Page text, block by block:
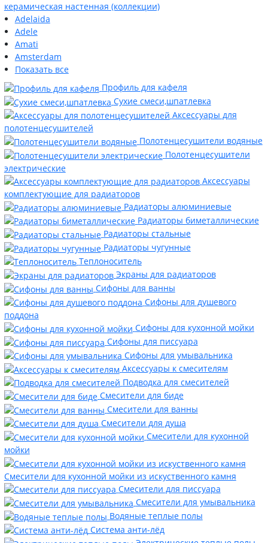
керамическая настенная (коллекции)
Adelaida
Adele
Amati
Amsterdam
Показать все
Профиль для кафеля
Сухие смеси,шпатлевка
Аксессуары для
полотенцесушителей
Полотенцесушители водяные
Полотенцесушители
электрические
Аксессуары
комплектующие для радиаторов
Радиаторы алюминиевые
Радиаторы биметаллические
Радиаторы стальные
Радиаторы чугунные
Теплоноситель
Экраны для радиаторов
Сифоны для ванны
Сифоны для душевого
поддона
Сифоны для кухонной мойки
Сифоны для писсуара
Сифоны для умывальника
Аксессуары к смесителям
Подводка для смесителей
Смесители для биде
Смесители для ванны
Смесители для душа
Смесители для кухонной
мойки
Смесители для кухонной мойки из искуственного камня
Смесители для писсуара
Смесители для умывальника
Водяные теплые полы
Система анти-лёд